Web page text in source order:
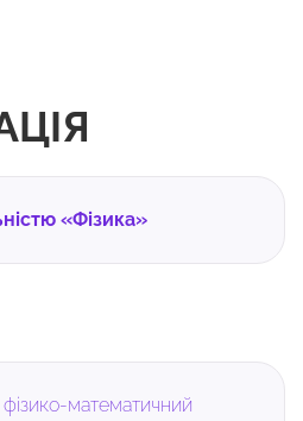
«Фізика»
фізико-математичний